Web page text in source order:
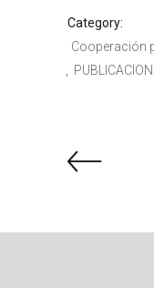
Category:
Cooperación